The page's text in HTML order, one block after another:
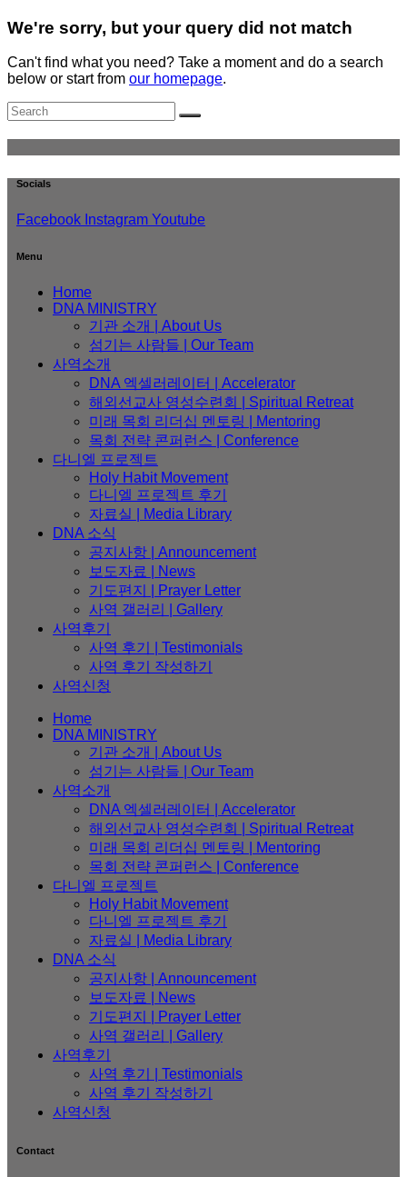
We're sorry, but your query did not match
Can't find what you need? Take a moment and do a search
below or start from our homepage.
Socials
Facebook Instagram Youtube
Menu
Home
DNA MINISTRY
기관 소개 | About Us
섬기는 사람들 | Our Team
사역소개
DNA 엑셀러레이터​ | Accelerator
해외선교사 영성수련회 | Spiritual Retreat
미래 목회 리더십 멘토링 | Mentoring
목회 전략 콘퍼런스 | Conference
다니엘 프로젝트
Holy Habit Movement
다니엘 프로젝트 후기
자료실 | Media Library
DNA 소식
공지사항 | Announcement
보도자료 | News
기도편지 | Prayer Letter
사역 갤러리 | Gallery
사역후기
사역 후기 | Testimonials
사역 후기 작성하기
사역신청
Home
DNA MINISTRY
기관 소개 | About Us
섬기는 사람들 | Our Team
사역소개
DNA 엑셀러레이터​ | Accelerator
해외선교사 영성수련회 | Spiritual Retreat
미래 목회 리더십 멘토링 | Mentoring
목회 전략 콘퍼런스 | Conference
다니엘 프로젝트
Holy Habit Movement
다니엘 프로젝트 후기
자료실 | Media Library
DNA 소식
공지사항 | Announcement
보도자료 | News
기도편지 | Prayer Letter
사역 갤러리 | Gallery
사역후기
사역 후기 | Testimonials
사역 후기 작성하기
사역신청
Contact